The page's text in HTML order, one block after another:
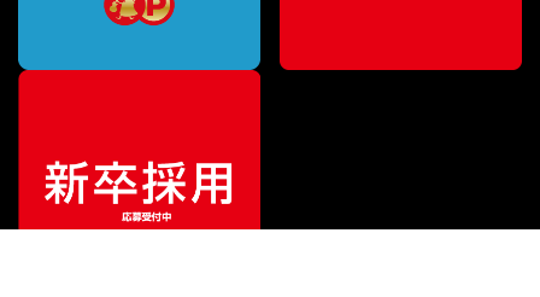
販売価格¥159,500 （税込）